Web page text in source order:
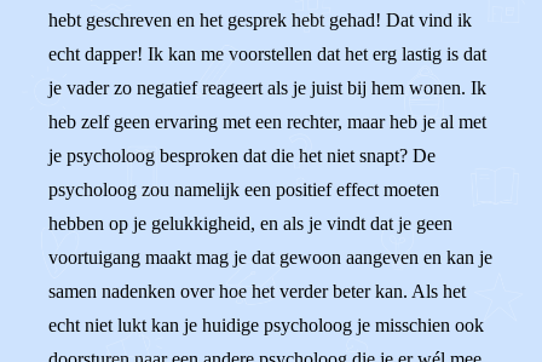
hebt geschreven en het gesprek hebt gehad! Dat vind ik
echt dapper! Ik kan me voorstellen dat het erg lastig is dat
je vader zo negatief reageert als je juist bij hem wonen. Ik
heb zelf geen ervaring met een rechter, maar heb je al met
je psycholoog besproken dat die het niet snapt? De
psycholoog zou namelijk een positief effect moeten
hebben op je gelukkigheid, en als je vindt dat je geen
voortuigang maakt mag je dat gewoon aangeven en kan je
samen nadenken over hoe het verder beter kan. Als het
echt niet lukt kan je huidige psycholoog je misschien ook